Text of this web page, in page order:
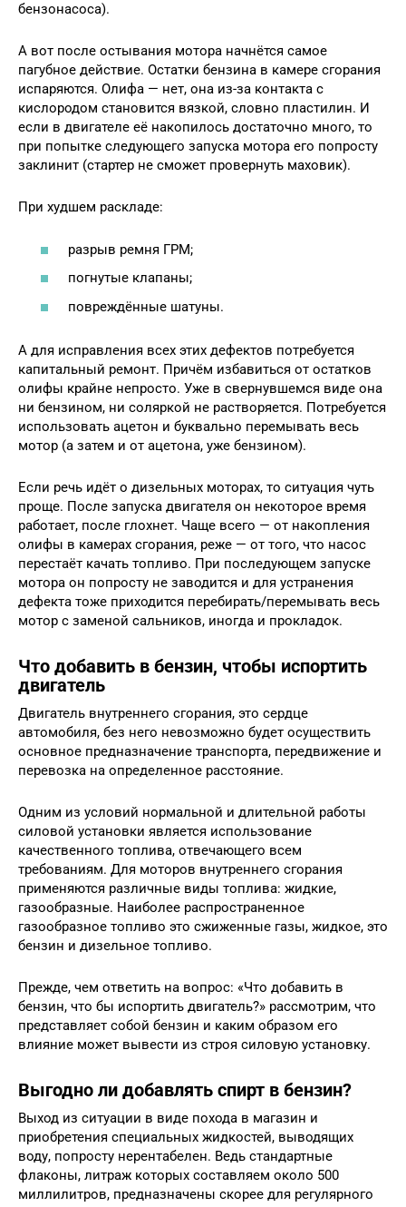
бензонасоса).
А вот после остывания мотора начнётся самое
пагубное действие. Остатки бензина в камере сгорания
испаряются. Олифа — нет, она из-за контакта с
кислородом становится вязкой, словно пластилин. И
если в двигателе её накопилось достаточно много, то
при попытке следующего запуска мотора его попросту
заклинит (стартер не сможет провернуть маховик).
При худшем раскладе:
разрыв ремня ГРМ;
погнутые клапаны;
повреждённые шатуны.
А для исправления всех этих дефектов потребуется
капитальный ремонт. Причём избавиться от остатков
олифы крайне непросто. Уже в свернувшемся виде она
ни бензином, ни соляркой не растворяется. Потребуется
использовать ацетон и буквально перемывать весь
мотор (а затем и от ацетона, уже бензином).
Если речь идёт о дизельных моторах, то ситуация чуть
проще. После запуска двигателя он некоторое время
работает, после глохнет. Чаще всего — от накопления
олифы в камерах сгорания, реже — от того, что насос
перестаёт качать топливо. При последующем запуске
мотора он попросту не заводится и для устранения
дефекта тоже приходится перебирать/перемывать весь
мотор с заменой сальников, иногда и прокладок.
Что добавить в бензин, чтобы испортить
двигатель
Двигатель внутреннего сгорания, это сердце
автомобиля, без него невозможно будет осуществить
основное предназначение транспорта, передвижение и
перевозка на определенное расстояние.
Одним из условий нормальной и длительной работы
силовой установки является использование
качественного топлива, отвечающего всем
требованиям. Для моторов внутреннего сгорания
применяются различные виды топлива: жидкие,
газообразные. Наиболее распространенное
газообразное топливо это сжиженные газы, жидкое, это
бензин и дизельное топливо.
Прежде, чем ответить на вопрос: «Что добавить в
бензин, что бы испортить двигатель?» рассмотрим, что
представляет собой бензин и каким образом его
влияние может вывести из строя силовую установку.
Выгодно ли добавлять спирт в бензин?
Выход из ситуации в виде похода в магазин и
приобретения специальных жидкостей, выводящих
воду, попросту нерентабелен. Ведь стандартные
флаконы, литраж которых составляем около 500
миллилитров, предназначены скорее для регулярного